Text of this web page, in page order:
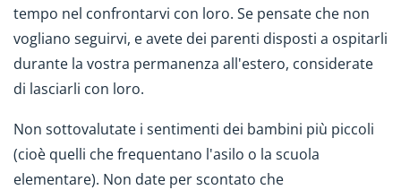
tempo nel confrontarvi con loro. Se pensate che non
vogliano seguirvi, e avete dei parenti disposti a ospitarli
durante la vostra permanenza all'estero, considerate
di lasciarli con loro.
Non sottovalutate i sentimenti dei bambini più piccoli
(cioè quelli che frequentano l'asilo o la scuola
elementare). Non date per scontato che